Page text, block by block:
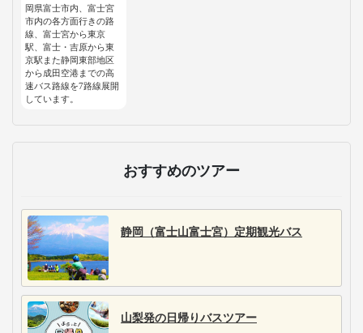
岡県富士市内、富士宮
市内の各方面行きの路
線、富士宮から東京
駅、富士・吉原から東
京駅また静岡東部地区
から成田空港までの高
速バス路線を7路線展開
しています。
おすすめのツアー
静岡（富士山富士宮）定期観光バス
山梨発の日帰りバスツアー